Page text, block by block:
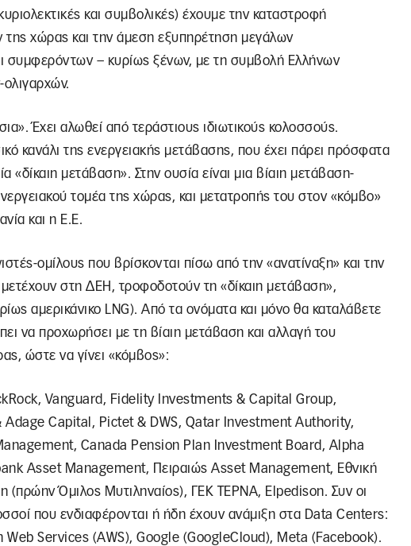
και συμβολικές) έχουμε την καταστροφή
χώρας και την άμεση εξυπηρέτηση μεγάλων
συμφερόντων – κυρίως ξένων, με τη συμβολή Ελλήνων
Έχει αλωθεί από τεράστιους ιδιωτικούς κολοσσούς.
κανάλι της ενεργειακής μετάβασης, που έχει πάρει πρόσφατα
«δίκαιη μετάβαση». Στην ουσία είναι μια βίαιη μετάβαση-
τομέα της χώρας, και μετατροπής του στον «κόμβο»
και η Ε.Ε.
ομίλους που βρίσκονται πίσω από την «ανατίναξη» και την
στη ΔΕΗ, τροφοδοτούν τη «δίκαιη μετάβαση»,
αμερικάνικο LNG). Από τα ονόματα και μόνο θα καταλάβετε
να προχωρήσει με τη βίαιη μετάβαση και αλλαγή του
ώστε να γίνει «κόμβος»:
Vanguard, Fidelity Investments & Capital Group,
Capital, Pictet & DWS, Qatar Investment Authority,
Canada Pension Plan Investment Board, Alpha
Asset Management, Πειραιώς Asset Management, Εθνική
Όμιλος Μυτιληναίος), ΓΕΚ ΤΕΡΝΑ, Elpedison. Συν οι
που ενδιαφέρονται ή ήδη έχουν ανάμιξη στα Data Centers:
Services (AWS), Google (GoogleCloud), Meta (Facebook).